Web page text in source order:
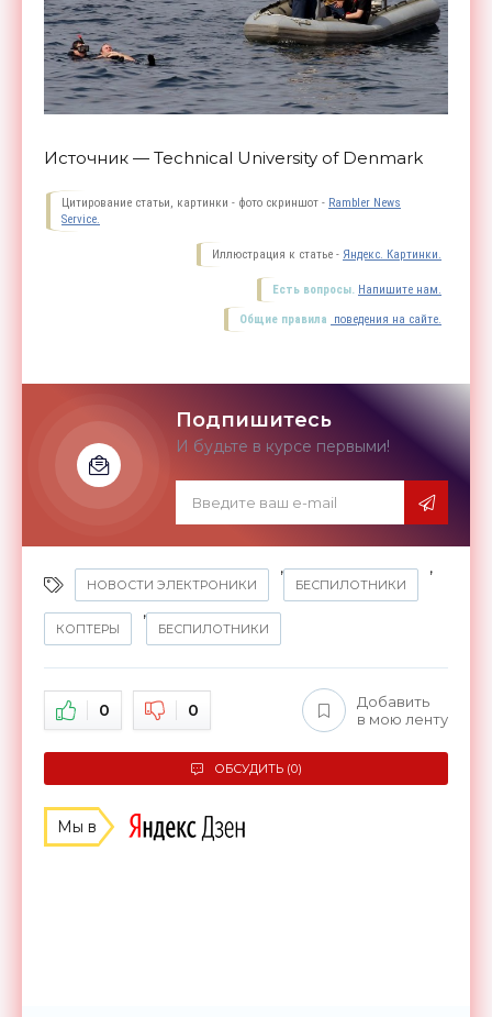
Источник — Technical University of Denmark
Цитирование статьи, картинки - фото скриншот - Rambler News
Service.
Иллюстрация к статье - Яндекс. Картинки.
Есть вопросы. Напишите нам.
Общие правила поведения на сайте.
Подпишитесь
И будьте в курсе первыми!
НОВОСТИ ЭЛЕКТРОНИКИ
,
БЕСПИЛОТНИКИ
,
КОПТЕРЫ
,
БЕСПИЛОТНИКИ
0 0
Добавить
в мою ленту
ОБСУДИТЬ (0)
Мы в